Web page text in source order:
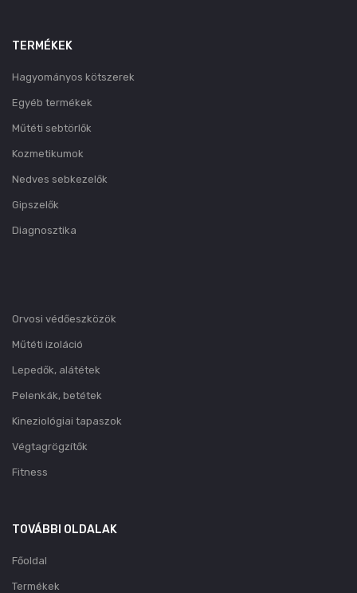
TERMÉKEK
Hagyományos kötszerek
Egyéb termékek
Műtéti sebtörlők
Kozmetikumok
Nedves sebkezelők
Gipszelők
Diagnosztika
Orvosi védőeszközök
Műtéti izoláció
Lepedők, alátétek
Pelenkák, betétek
Kineziológiai tapaszok
Végtagrögzítők
Fitness
TOVÁBBI OLDALAK
Főoldal
Termékek